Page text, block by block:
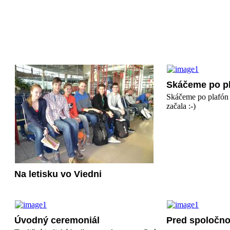
Na letisku vo Viedni
Skáčeme po
Skáčeme po
začala :-)
Úvodný ceremoniál Pred